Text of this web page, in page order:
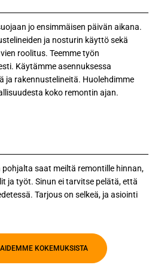
jo ensimmäisen päivän aikana.
ja nosturin käyttö sekä
roolitus. Teemme työn
Käytämme asennuksessa
ja rakennustelineitä. Huolehdimme
koko remontin ajan.
saat meiltä remontille hinnan,
ja työt. Sinun ei tarvitse pelätä, että
Tarjous on selkeä, ja asiointi
KOKEMUKSISTA